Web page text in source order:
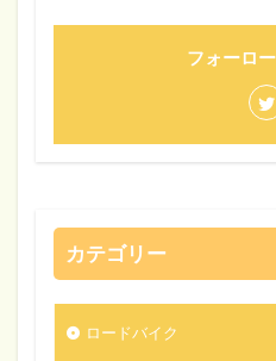
フォーロ
カテゴリー
ロードバイク